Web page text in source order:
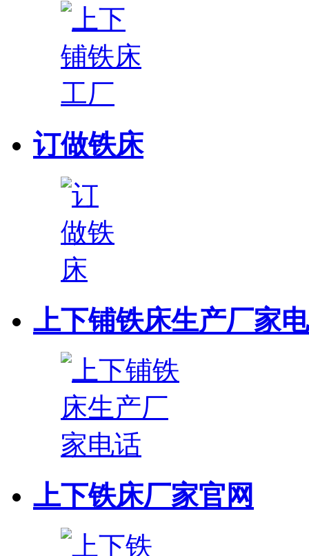
订做铁床
上下铺铁床生产厂家
上下铁床厂家官网